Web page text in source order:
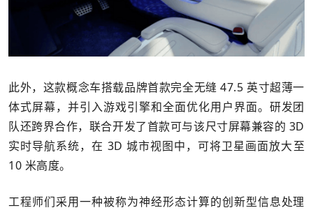
此外，这款概念车搭载品牌首款完全无缝 47.5 英寸超薄一
体式屏幕，并引入游戏引擎和全面优化用户界面。研发团
队还跨界合作，联合开发了首款可与该尺寸屏幕兼容的 3D
实时导航系统，在 3D 城市视图中，可将卫星画面放大至
10 米高度。
工程师们采用一种被称为神经形态计算的创新型信息处理